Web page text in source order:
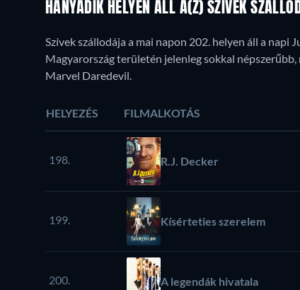
HANYADIK HELYEN ÁLL A(Z) SZÍVEK
Szívek szállodája a mai napon 202. helyen áll a
Magyarország területén jelenleg sokkal
Marvel Daredevil.
HELYEZÉS FILMALKOTÁS
198. R.J. Decker
199. Kísérteties szerelem
200. A legendák hivatala